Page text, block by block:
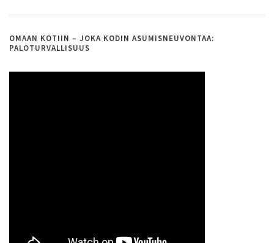
OMAAN KOTIIN – JOKA KODIN ASUMISNEUVONTAA:
PALOTURVALLISUUS